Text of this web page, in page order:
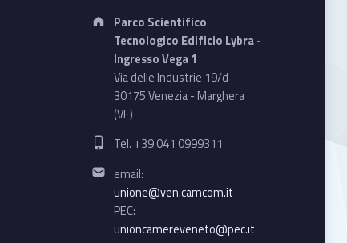
Address:
Parco Scientifico
Tecnologico Edificio Lybra -
Ingresso Vega 1
Via delle Industrie 19/d
30175 Venezia - Marghera
(VE)
Phone number:
Tel. +39 041 0999311
Email address:
email:
unione@ven.camcom.it
PEC:
unioncamereveneto@pec.it